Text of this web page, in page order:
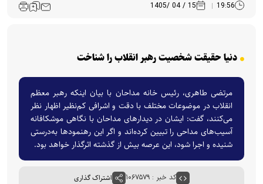
19:56
15 / 04 /1405
دنیا حقیقت شخصیت رهبر انقلاب را شناخت
مرتضی طاهری، رئیس خانه مداحان با بیان اینکه رهبر معظم
انقلاب در موضوعات مختلف با دقت و اشرافی کم‌نظیر اظهار نظر
می‌کنند، گفت: ایشان در دیدارهای مداحان با نگاهی موشکافانه
آسیب‌های مداحی را تبیین کرده‌اند و اگر این رهنمودها به‌درستی
شنیده و اجرا شود، این عرصه بیش از گذشته اثرگذار خواهد بود.
کد خبر : ۱۰۶۷۵۷۹ اشتراک گذاری